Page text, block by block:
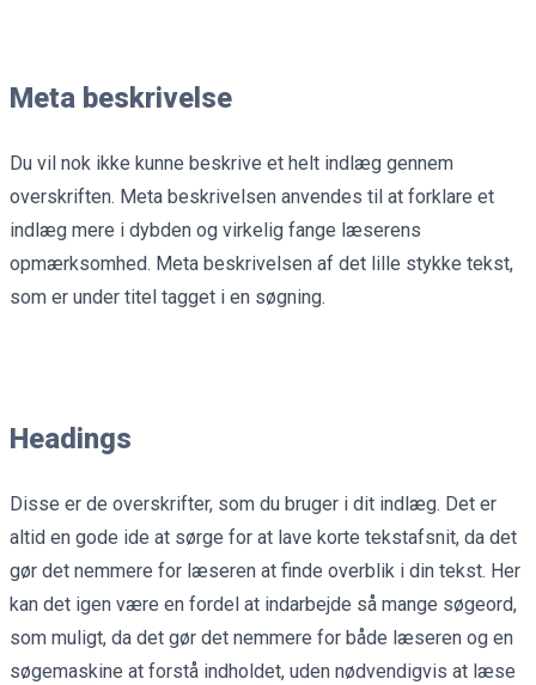
Meta beskrivelse
Du vil nok ikke kunne beskrive et helt indlæg gennem
overskriften. Meta beskrivelsen anvendes til at forklare et
indlæg mere i dybden og virkelig fange læserens
opmærksomhed. Meta beskrivelsen af det lille stykke tekst,
som er under titel tagget i en søgning.
Headings
Disse er de overskrifter, som du bruger i dit indlæg. Det er
altid en gode ide at sørge for at lave korte tekstafsnit, da det
gør det nemmere for læseren at finde overblik i din tekst. Her
kan det igen være en fordel at indarbejde så mange søgeord,
som muligt, da det gør det nemmere for både læseren og en
søgemaskine at forstå indholdet, uden nødvendigvis at læse